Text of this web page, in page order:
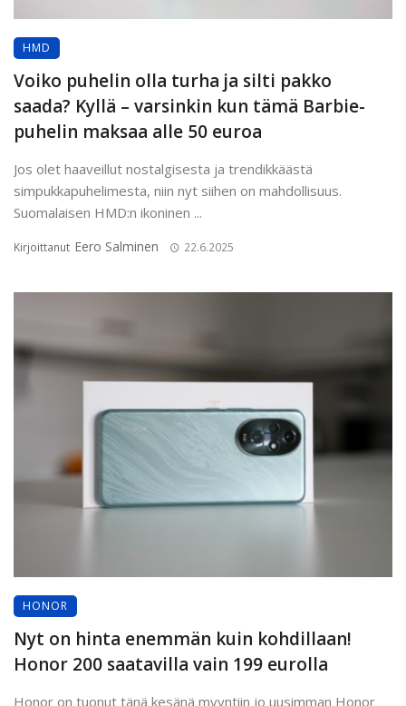
HMD
Voiko puhelin olla turha ja silti pakko
saada? Kyllä – varsinkin kun tämä Barbie-
puhelin maksaa alle 50 euroa
Jos olet haaveillut nostalgisesta ja trendikkäästä
simpukkapuhelimesta, niin nyt siihen on mahdollisuus.
Suomalaisen HMD:n ikoninen ...
Kirjoittanut Eero Salminen 22.6.2025
HONOR
Nyt on hinta enemmän kuin kohdillaan!
Honor 200 saatavilla vain 199 eurolla
Honor on tuonut tänä kesänä myyntiin jo uusimman Honor